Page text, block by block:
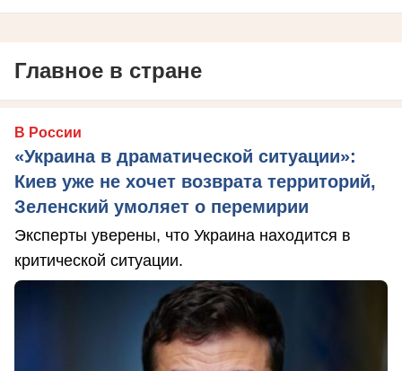
Главное в стране
В России
«Украина в драматической ситуации»:
Киев уже не хочет возврата территорий,
Зеленский умоляет о перемирии
Эксперты уверены, что Украина находится в
критической ситуации.